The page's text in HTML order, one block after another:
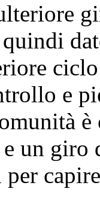
e
un giro
per